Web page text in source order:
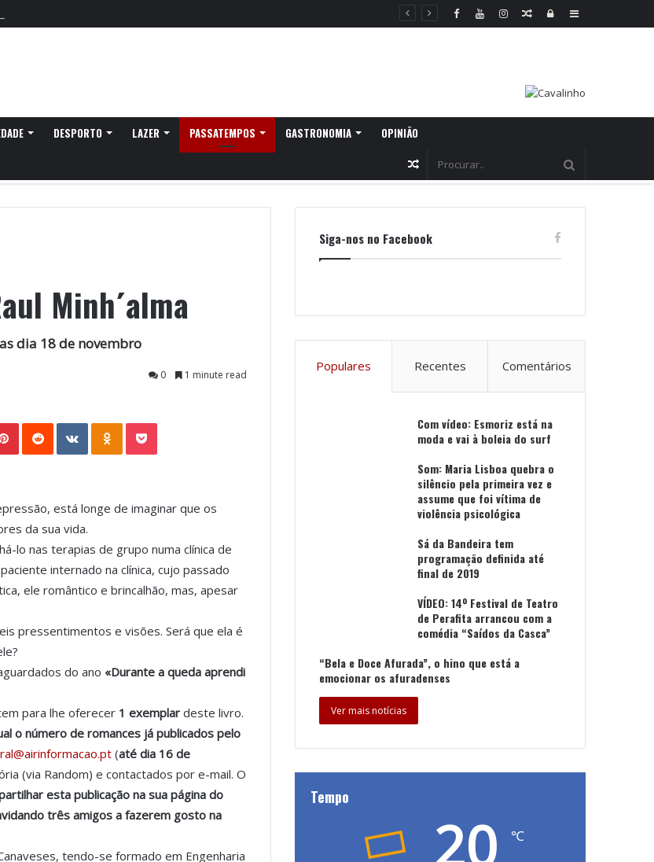
e criação artística marcam a nova temporada do CTAL Sidebar
Log
Random
DESPORTO LAZER PASSATEMPOS GASTRONOMIA OPINIÃO
Random
Minh´alma
dia 18 de novembro
0
1 minute read
VKontakte
está longe de imaginar que os
da sua vida.
lo nas terapias de grupo numa clínica de
internado na clínica, cujo passado
ele romântico e brincalhão, mas, apesar
pressentimentos e visões. Será que ela é
do ano «Durante a queda aprendi
para lhe oferecer 1 exemplar deste livro.
o número de romances já publicados pelo
(até dia 16 de
(via Random) e contactados por e-mail. O
esta publicação na sua página do
três amigos a fazerem gosto na
tendo-se formado em Engenharia
Siga-nos no Facebook
Populares Recentes Comentários
Com vídeo: Esmoriz está na
moda e vai à boleia do surf
Som: Maria Lisboa quebra o
silêncio pela primeira vez e
assume que foi vítima de
violência psicológica
Sá da Bandeira tem
programação definida até
final de 2019
VÍDEO: 14º Festival de Teatro
de Perafita arrancou com a
comédia “Saídos da Casca”
“Bela e Doce Afurada”, o hino que está a
emocionar os afuradenses
Ver mais notícias
Tempo
20 ℃